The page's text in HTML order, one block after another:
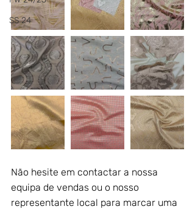
SS 24
Não hesite em contactar a nossa
equipa de vendas ou o nosso
representante local para marcar uma